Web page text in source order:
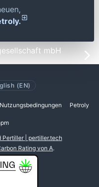
mbH
(EN)
Nutzungsbedingungen Petroly
| pertiller.tech
Rating von A.